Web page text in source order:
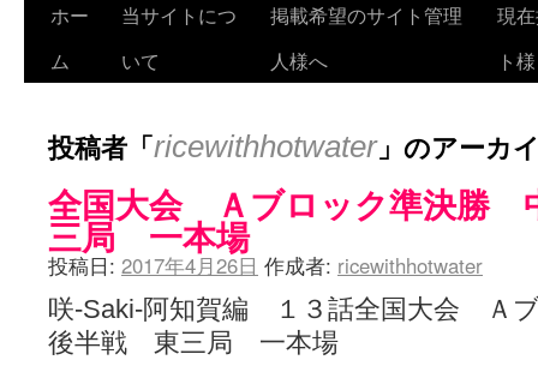
ホー
ム
当サイトにつ
いて
掲載希望のサイト管理
人様へ
現
ト様
投稿者「ricewithhotwater」のアーカ
全国大会 Ａブロック準決
三局 一本場
投稿日: 2017年4月26日 作成者: ricewithhotwater
咲-Saki-阿知賀編 １３話全国大会
後半戦 東三局 一本場